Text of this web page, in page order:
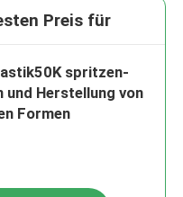
Preis für
spritzen-
und Herstellung von
Formen